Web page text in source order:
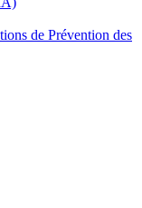
de Prévention des